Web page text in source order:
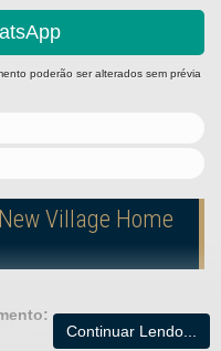
poderão ser alterados sem prévia
Village Home
Continuar Lendo...